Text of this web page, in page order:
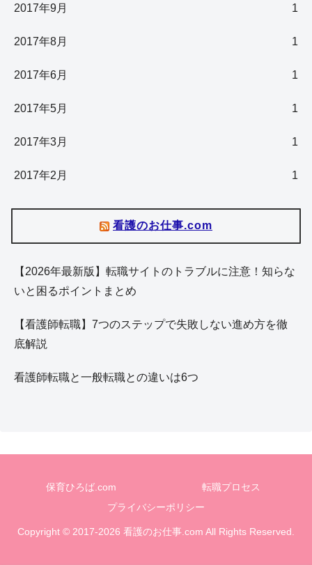
2017年9月 1
2017年8月 1
2017年6月 1
2017年5月 1
2017年3月 1
2017年2月 1
看護のお仕事.com
【2026年最新版】転職サイトのトラブルに注意！知らな
いと困るポイントまとめ
【看護師転職】7つのステップで失敗しない進め方を徹
底解説
看護師転職と一般転職との違いは6つ
保育ひろば.com
転職プロセス
プライバシーポリシー
Copyright © 2017-2026 看護のお仕事.com All Rights Reserved.